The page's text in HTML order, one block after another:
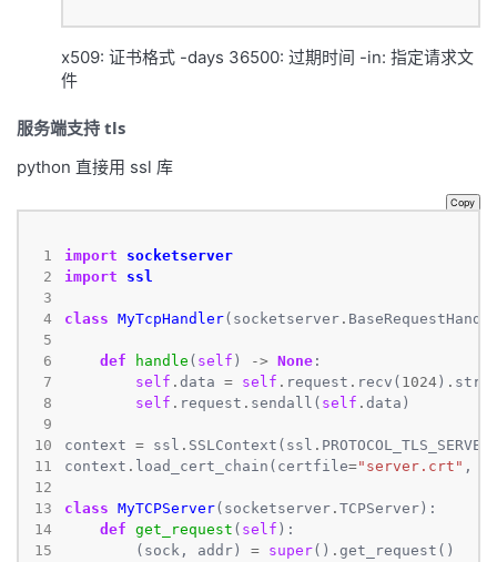
x509: 证书格式 -days 36500: 过期时间 -in: 指定请求文
件
服务端支持 tls
python 直接用 ssl 库
Copy
1
2
3
4
5
6
7
8
9
10
11
12
13
14
15
import
socketserver
import
ssl
class MyTcpHandler(socketserver.
def handle ( self ) -> None
self . data = self . request . recv( 1024) .
self . request . sendall( self .
context = ssl . SSLContext(ssl .
context . load_cert_chain(certfile="server.crt" ,
class MyTCPServer(socketserver.
def get_request ( self
        (sock, addr)
= super() .